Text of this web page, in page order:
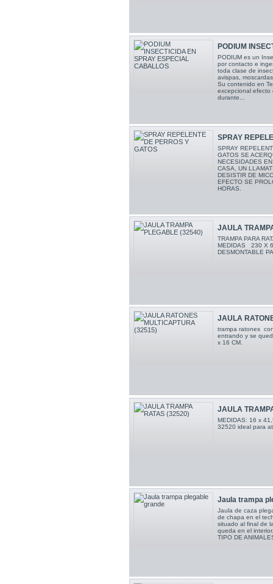
PODIUM
PODIUM es un
por contacto e
toda clase de
avispas,
Su contenido en
excepcional efecto
durante...
SPRAY
SPRAY
GATOS SE
NECESIDADES
CASA, UN
DESISTIR DE
EFECTO SE
HORAS.
JAULA
TRAMPA PARA
MEDIDAS 230 X
DESMONTABLE
JAULA
trampa ratones
entrando y se
x 16 CM.
JAULA
MEDIDAS: 16 x
32520 ideal para
Jaula trampa
Jaula de caza
de chapa en el
situado al final de
queda en el
TIPO DE